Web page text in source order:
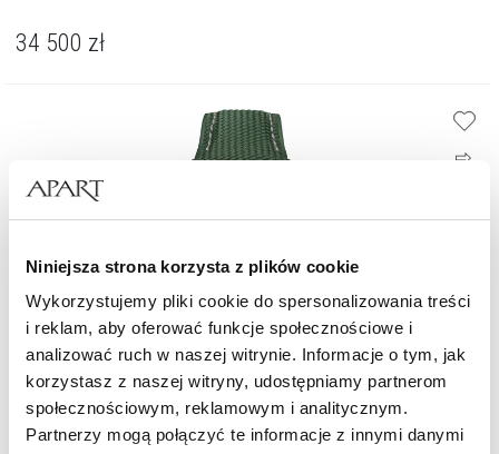
Niniejsza strona korzysta z plików cookie
Wykorzystujemy pliki cookie do spersonalizowania treści
i reklam, aby oferować funkcje społecznościowe i
analizować ruch w naszej witrynie. Informacje o tym, jak
korzystasz z naszej witryny, udostępniamy partnerom
społecznościowym, reklamowym i analitycznym.
Partnerzy mogą połączyć te informacje z innymi danymi
34 500 zł